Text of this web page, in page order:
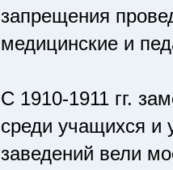
запрещения
медицинские и
С 1910-1911 гг.
среди учащихся и
заведений вели